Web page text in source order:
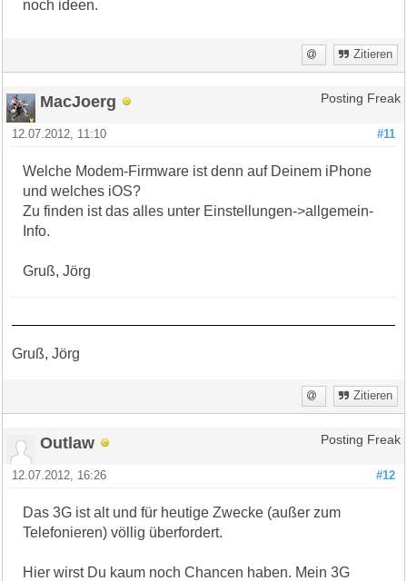
noch ideen.
Zitieren
MacJoerg Posting Freak
#11
12.07.2012, 11:10
Welche Modem-Firmware ist denn auf Deinem iPhone
und welches iOS?
Zu finden ist das alles unter Einstellungen->allgemein-
Info.
Gruß, Jörg
Gruß, Jörg
Zitieren
Outlaw Posting Freak
#12
12.07.2012, 16:26
Das 3G ist alt und für heutige Zwecke (außer zum
Telefonieren) völlig überfordert.
Hier wirst Du kaum noch Chancen haben. Mein 3G